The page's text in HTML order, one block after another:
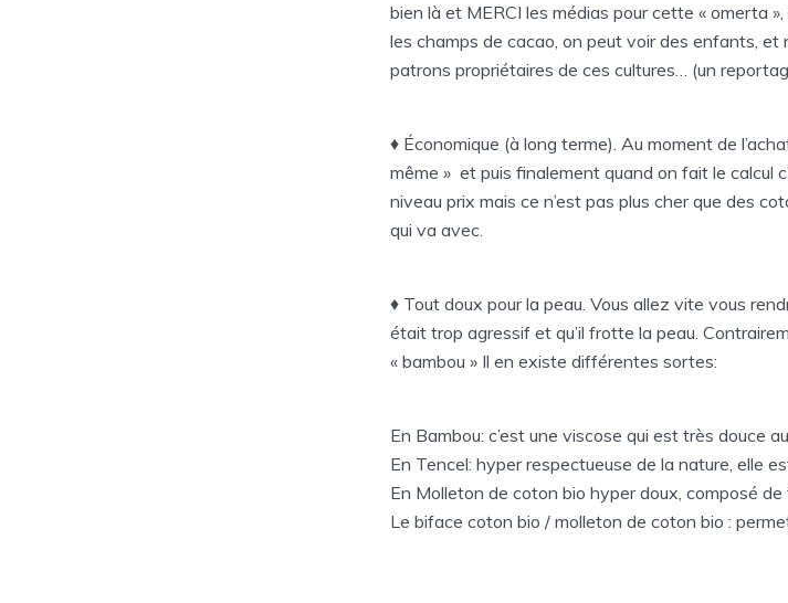
bien là et MERCI les médias pour cette « omerta
les champs de cacao, on peut voir des enfants, et
patrons propriétaires de ces cultures… (un
♦ Économique (à long terme). Au moment de
même » et puis finalement quand on fait le calcul
niveau prix mais ce n’est pas plus cher que des
qui va avec.
♦ Tout doux pour la peau. Vous allez vite vous
était trop agressif et qu’il frotte la peau.
« bambou » Il en existe différentes sortes:
En Bambou: c’est une viscose qui est très douce
En Tencel: hyper respectueuse de la nature, elle
En Molleton de coton bio hyper doux, composé
Le biface coton bio / molleton de coton bio :